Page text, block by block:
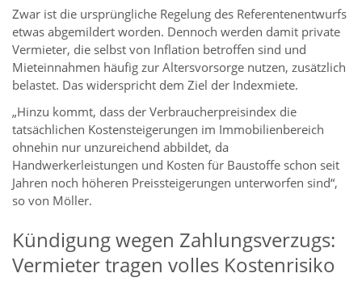
Zwar ist die ursprüngliche Regelung des Referentenentwurfs
etwas abgemildert worden. Dennoch werden damit private
Vermieter, die selbst von Inflation betroffen sind und
Mieteinnahmen häufig zur Altersvorsorge nutzen, zusätzlich
belastet. Das widerspricht dem Ziel der Indexmiete.
„Hinzu kommt, dass der Verbraucherpreisindex die
tatsächlichen Kostensteigerungen im Immobilienbereich
ohnehin nur unzureichend abbildet, da
Handwerkerleistungen und Kosten für Baustoffe schon seit
Jahren noch höheren Preissteigerungen unterworfen sind“,
so von Möller.
Kündigung wegen Zahlungsverzugs:
Vermieter tragen volles Kostenrisiko